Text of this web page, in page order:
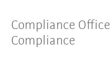
Compliance
Compliance